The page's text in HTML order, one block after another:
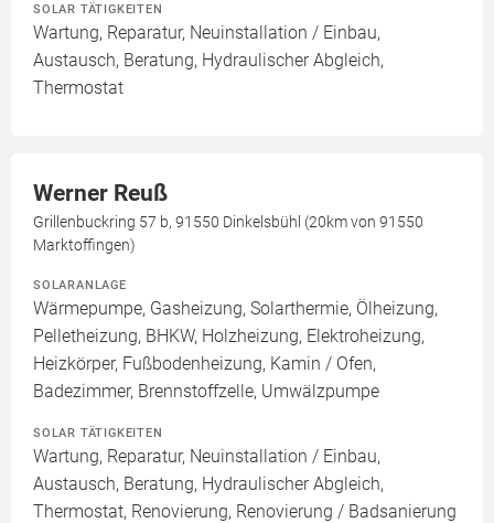
SOLAR TÄTIGKEITEN
Wartung, Reparatur, Neuinstallation / Einbau,
Austausch, Beratung, Hydraulischer Abgleich,
Thermostat
Werner Reuß
Grillenbuckring 57 b, 91550 Dinkelsbühl (20km von 91550
Marktoffingen)
SOLARANLAGE
Wärmepumpe, Gasheizung, Solarthermie, Ölheizung,
Pelletheizung, BHKW, Holzheizung, Elektroheizung,
Heizkörper, Fußbodenheizung, Kamin / Ofen,
Badezimmer, Brennstoffzelle, Umwälzpumpe
SOLAR TÄTIGKEITEN
Wartung, Reparatur, Neuinstallation / Einbau,
Austausch, Beratung, Hydraulischer Abgleich,
Thermostat, Renovierung, Renovierung / Badsanierung